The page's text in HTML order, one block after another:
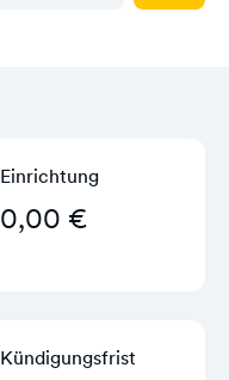
Einrichtung
0,00 €
Kündigungs­frist